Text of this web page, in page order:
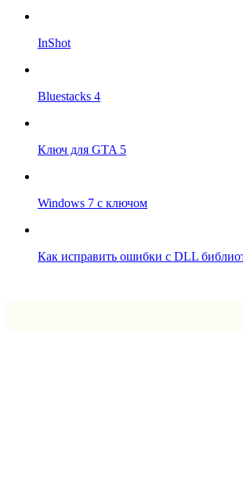
InShot
Bluestacks 4
Ключ для GTA 5
Windows 7 с ключом
Как исправить ошибки с DLL